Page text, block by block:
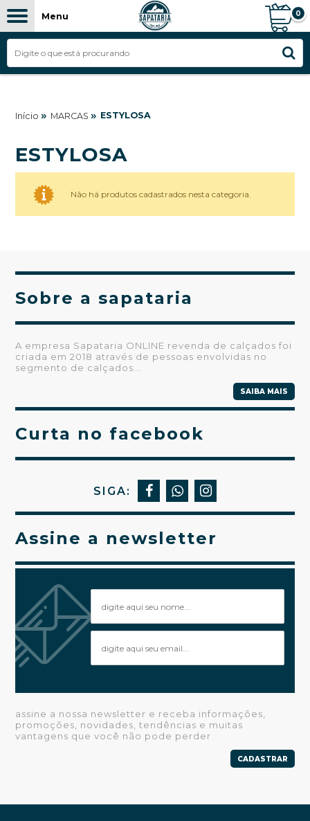
Menu 0
Início » MARCAS » ESTYLOSA
ESTYLOSA
Não há produtos cadastrados nesta categoria.
Sobre a sapataria
A empresa Sapataria ONLINE revenda de calçados foi
criada em 2018 através de pessoas envolvidas no
segmento de calçados...
SAIBA MAIS
Curta no facebook
SIGA:
Assine a newsletter
assine a nossa newsletter e receba informações,
promoções, novidades, tendências e muitas
vantagens que você não pode perder
CADASTRAR